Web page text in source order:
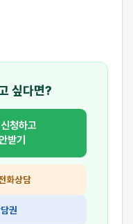
싶다면?
청하고
받기
화상담
권